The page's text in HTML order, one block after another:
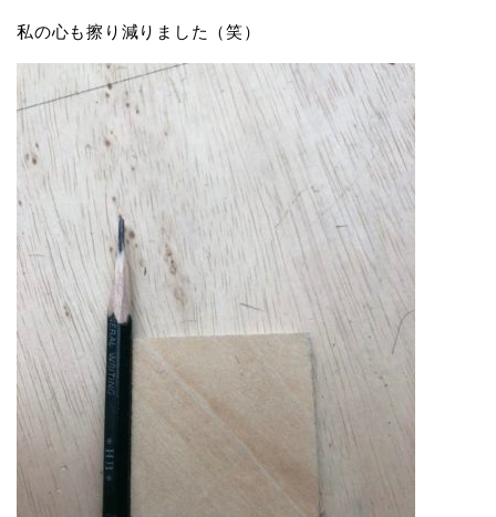
私の心も擦り減りました（笑）